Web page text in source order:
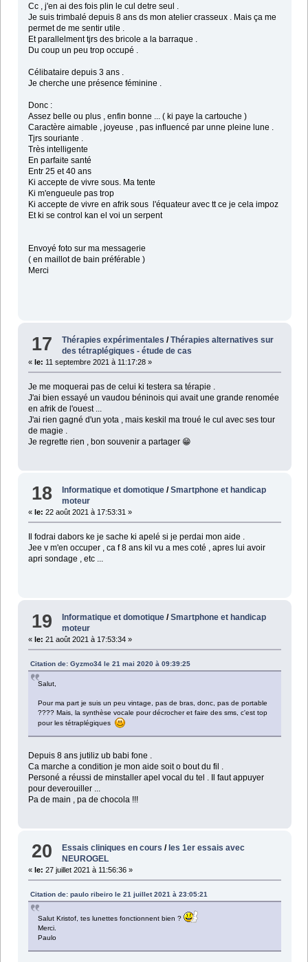
Cc , j'en ai des fois plin le cul detre seul .
Je suis trimbalé depuis 8 ans ds mon atelier crasseux . Mais ça me
permet de me sentir utile .
Et parallelment tjrs des bricole a la barraque .
Du coup un peu trop occupé .
Célibataire depuis 3 ans .
Je cherche une présence féminine .
Donc :
Assez belle ou plus , enfin bonne ... ( ki paye la cartouche )
Caractère aimable , joyeuse , pas influencé par unne pleine lune .
Tjrs souriante .
Très intelligente
En parfaite santé
Entr 25 et 40 ans
Ki accepte de vivre sous. Ma tente
Ki m'engueule pas trop
Ki accepte de vivre en afrik sous l'équateur avec tt ce je cela impoz
Et ki se control kan el voi un serpent
Envoyé foto sur ma messagerie
( en maillot de bain préférable )
Merci
17 Thérapies expérimentales /Thérapies alternatives sur
des tétraplégiques - étude de cas
« le: 11 septembre 2021 à 11:17:28 »
Je me moquerai pas de celui ki testera sa térapie .
J'ai bien essayé un vaudou béninois qui avait une grande renomée
en afrik de l'ouest ...
J'ai rien gagné d'un yota , mais keskil ma troué le cul avec ses tour
de magie .
Je regrette rien , bon souvenir a partager 😁
18 Informatique et domotique /Smartphone et handicap
moteur
« le: 22 août 2021 à 17:53:31 »
Il fodrai dabors ke je sache ki apelé si je perdai mon aide .
Jee v m'en occuper , ca f 8 ans kil vu a mes coté , apres lui avoir
apri sondage , etc ...
19 Informatique et domotique /Smartphone et handicap
moteur
« le: 21 août 2021 à 17:53:34 »
Citation de: Gyzmo34 le 21 mai 2020 à 09:39:25
Salut,
Pour ma part je suis un peu vintage, pas de bras, donc, pas de portable
???? Mais, la synthèse vocale pour décrocher et faire des sms, c'est top
pour les tétraplégiques
Depuis 8 ans jutiliz ub babi fone .
Ca marche a condition je mon aide soit o bout du fil .
Personé a réussi de minstaller apel vocal du tel . Il faut appuyer
pour deverouiller ...
Pa de main , pa de chocola !!!
20 Essais cliniques en cours /les 1er essais avec
NEUROGEL
« le: 27 juillet 2021 à 11:56:36 »
Citation de: paulo ribeiro le 21 juillet 2021 à 23:05:21
Salut Kristof, tes lunettes fonctionnent bien ?
Merci.
Paulo